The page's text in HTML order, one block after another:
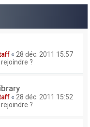
e
« 28 déc. 2011 15:57
?
« 28 déc. 2011 15:52
?